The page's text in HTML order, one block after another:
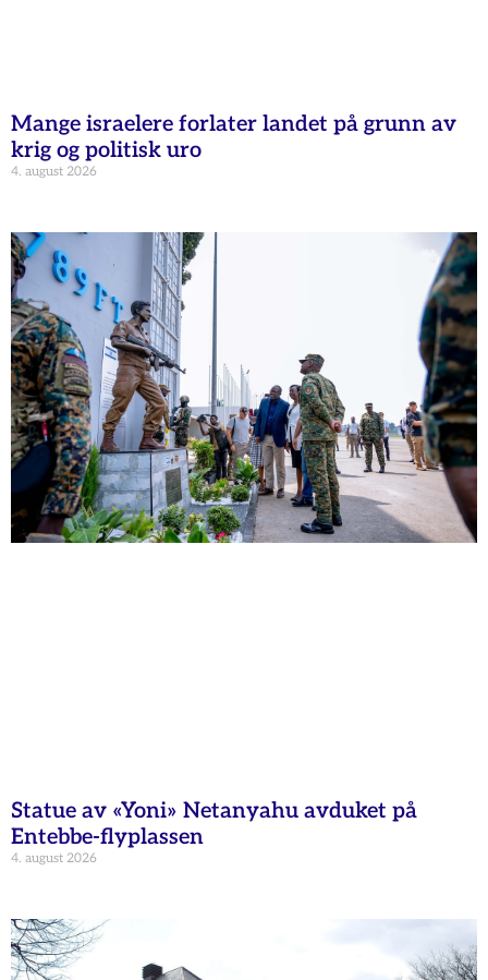
Mange israelere forlater landet på grunn av
krig og politisk uro
4. august 2026
Statue av «Yoni» Netanyahu avduket på
Entebbe-flyplassen
4. august 2026